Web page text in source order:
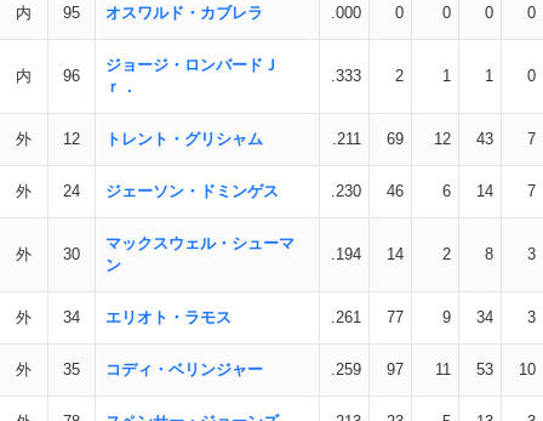
内 95 オスワルド・カブレラ .000 0 0 0 0
内 96
ジョージ・ロンバードＪ
ｒ．
.333 2 1 1 0
外 12 トレント・グリシャム .211 69 12 43 7
外 24 ジェーソン・ドミンゲス .230 46 6 14 7
外 30
マックスウェル・シューマ
ン
.194 14 2 8 3
外 34 エリオト・ラモス .261 77 9 34 3
外 35 コディ・ベリンジャー .259 97 11 53 10